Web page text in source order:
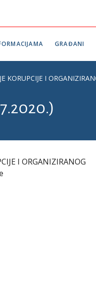
GRAĐANI
KORUPCIJE I
I ORGANIZIRANOG